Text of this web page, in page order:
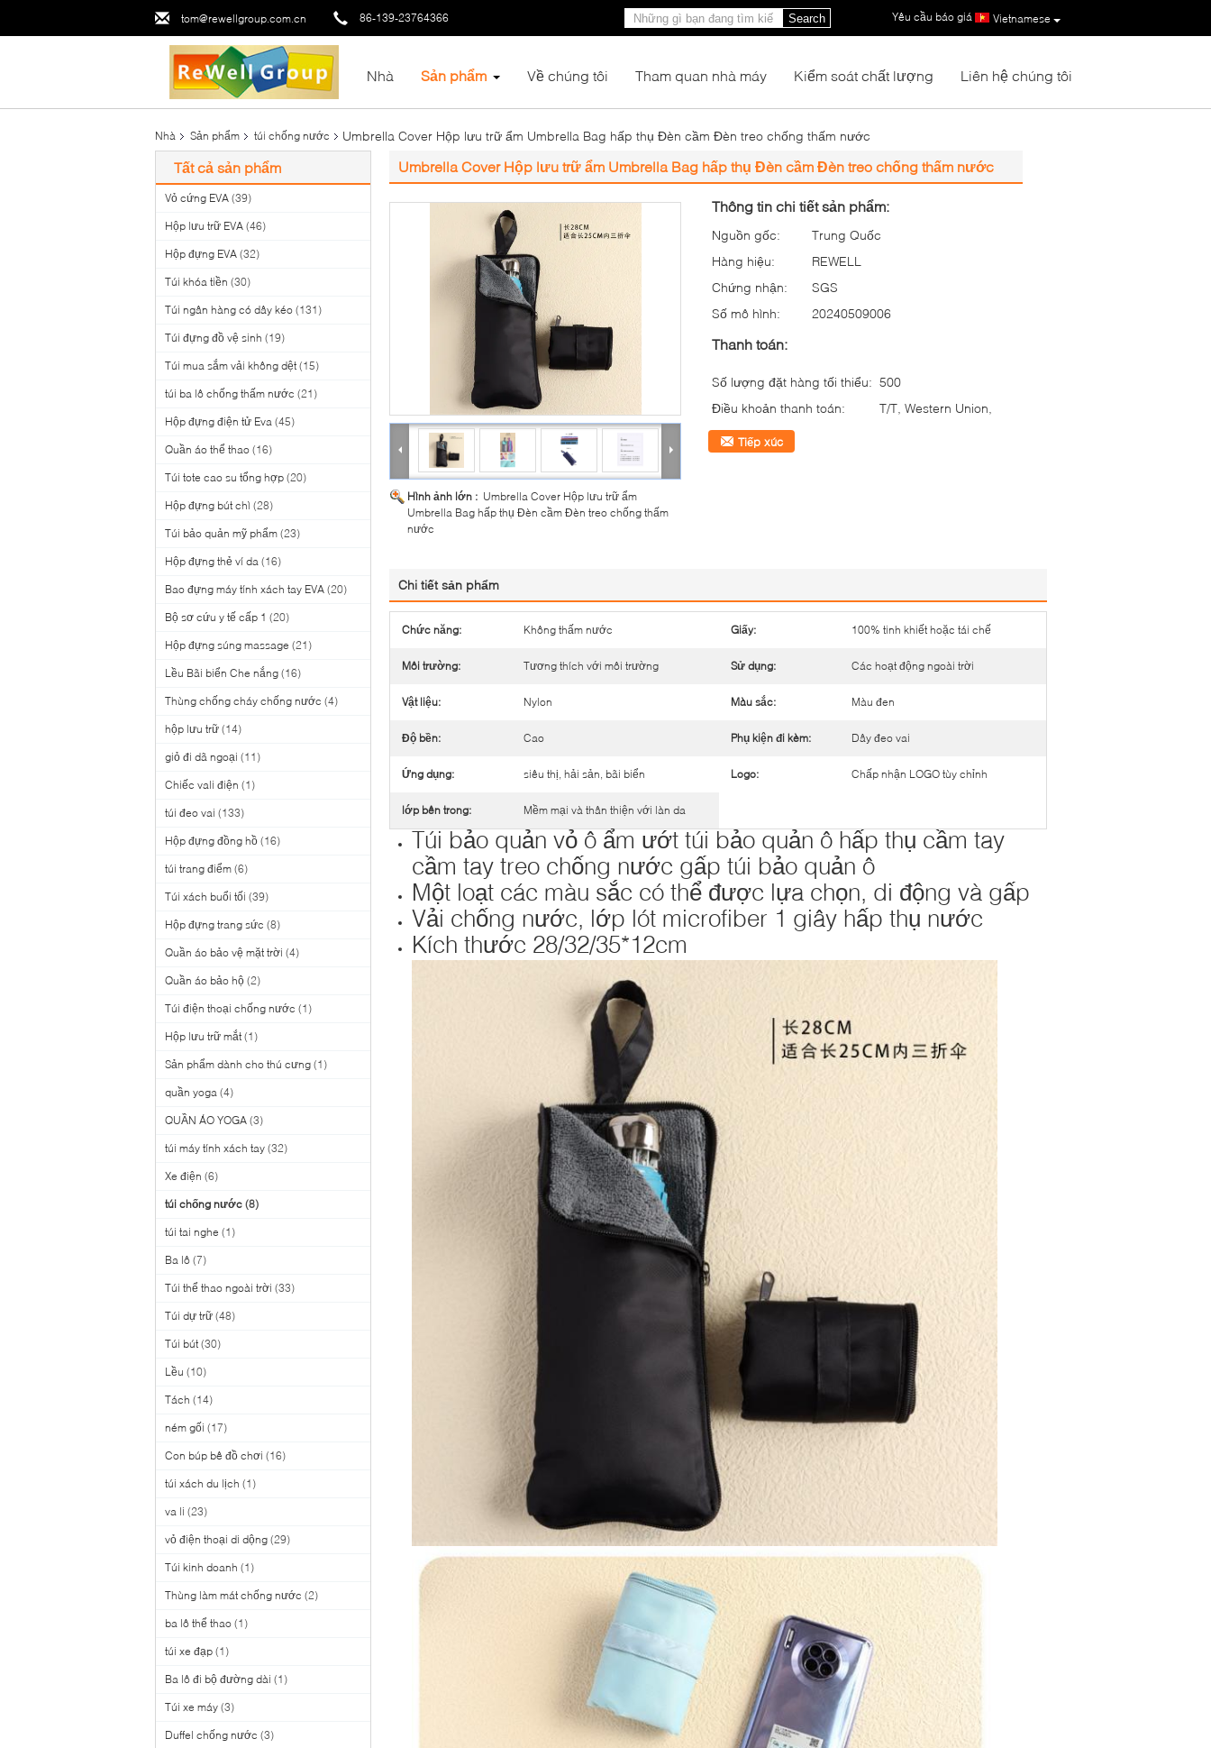
tom@rewellgroup.com.cn 86-139-23764366 Vietnamese
Yêu cầu báo giá |
Search
Nhà Sản phẩm Về chúng tôi Tham quan nhà máy Kiểm soát chất lượng Liên hệ chúng tôi
Nhà Sản phẩm túi chống nước Umbrella Cover Hộp lưu trữ ẩm Umbrella Bag hấp thụ Đèn cầm Đèn treo chống thấm nước
Tất cả sản phẩm
Vỏ cứng EVA (39)
Hộp lưu trữ EVA (46)
Hộp đựng EVA (32)
Túi khóa tiền (30)
Túi ngân hàng có dây kéo (131)
Túi đựng đồ vệ sinh (19)
Túi mua sắm vải không dệt (15)
túi ba lô chống thấm nước (21)
Hộp đựng điện tử Eva (45)
Quần áo thể thao (16)
Túi tote cao su tổng hợp (20)
Hộp đựng bút chì (28)
Túi bảo quản mỹ phẩm (23)
Hộp đựng thẻ ví da (16)
Bao đựng máy tính xách tay EVA (20)
Bộ sơ cứu y tế cấp 1 (20)
Hộp đựng súng massage (21)
Lều Bãi biển Che nắng (16)
Thùng chống cháy chống nước (4)
hộp lưu trữ (14)
giỏ đi dã ngoại (11)
Chiếc vali điện (1)
túi đeo vai (133)
Hộp đựng đồng hồ (16)
túi trang điểm (6)
Túi xách buổi tối (39)
Hộp đựng trang sức (8)
Quần áo bảo vệ mặt trời (4)
Quần áo bảo hộ (2)
Túi điện thoại chống nước (1)
Hộp lưu trữ mắt (1)
Sản phẩm dành cho thú cưng (1)
quần yoga (4)
QUẦN ÁO YOGA (3)
túi máy tính xách tay (32)
Xe điện (6)
túi chống nước (8)
túi tai nghe (1)
Ba lô (7)
Túi thể thao ngoài trời (33)
Túi dự trữ (48)
Túi bút (30)
Lều (10)
Tách (14)
ném gối (17)
Con búp bê đồ chơi (16)
túi xách du lịch (1)
va li (23)
vỏ điện thoại di dộng (29)
Túi kinh doanh (1)
Thùng làm mát chống nước (2)
ba lô thể thao (1)
túi xe đạp (1)
Ba lô đi bộ đường dài (1)
Túi xe máy (3)
Duffel chống nước (3)
Umbrella Cover Hộp lưu trữ ẩm Umbrella Bag hấp thụ Đèn cầm Đèn treo chống thấm nước
Hình ảnh lớn : Umbrella Cover Hộp lưu trữ ẩm
Umbrella Bag hấp thụ Đèn cầm Đèn treo chống thấm
nước
Thông tin chi tiết sản phẩm:
Nguồn gốc:
Trung Quốc
Hàng hiệu:
REWELL
Chứng nhận:
SGS
Số mô hình:
20240509006
Thanh toán:
Số lượng đặt hàng tối thiểu: 500
Điều khoản thanh toán:
T/T, Western Union,
Tiếp xúc
Chi tiết sản phẩm
Chức năng: Không thấm nước Giấy: 100% tinh khiết hoặc tái chế
Môi trường: Tương thích với môi trường Sử dụng: Các hoạt động ngoài trời
Vật liệu: Nylon Màu sắc: Màu đen
Độ bền: Cao Phụ kiện đi kèm: Dây đeo vai
Ứng dụng: siêu thị, hải sản, bãi biển Logo: Chấp nhận LOGO tùy chỉnh
lớp bên trong: Mềm mại và thân thiện với làn da
Túi bảo quản vỏ ô ẩm ướt túi bảo quản ô hấp thụ cầm tay
cầm tay treo chống nước gấp túi bảo quản ô
Một loạt các màu sắc có thể được lựa chọn, di động và gấp
Vải chống nước, lớp lót microfiber 1 giây hấp thụ nước
Kích thước 28/32/35*12cm